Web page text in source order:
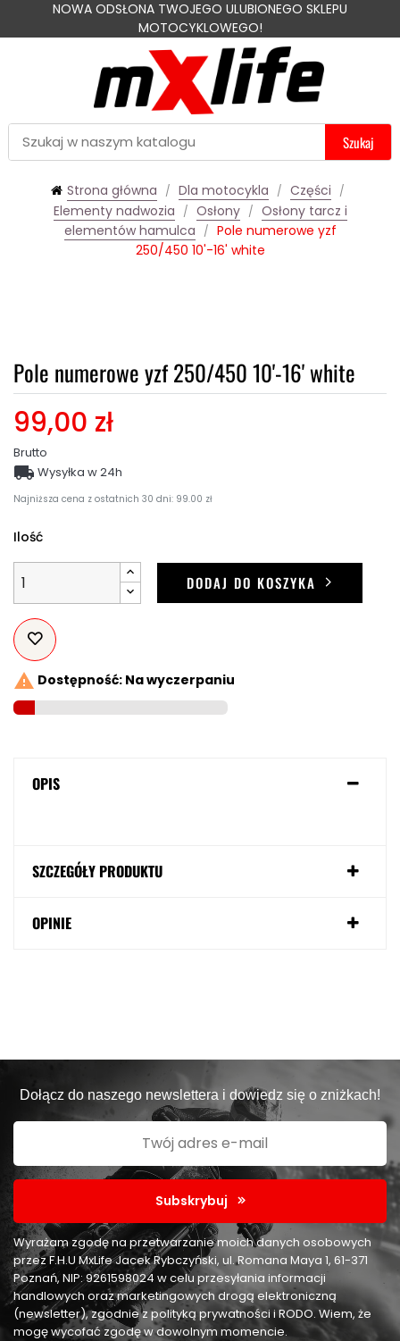
NOWA ODSŁONA TWOJEGO ULUBIONEGO SKLEPU
MOTOCYKLOWEGO!
Szukaj
Strona główna Dla motocykla
Części
Elementy nadwozia
Osłony
Osłony tarcz i
elementów hamulca
Pole numerowe yzf
250/450 10'-16' white
Pole numerowe yzf 250/450 10'-16' white
99,00 zł
Brutto
Najniższa cena z ostatnich 30 dni: 99.00 zł
 Wysyłka w 24h
Ilość
DODAJ DO KOSZYKA
 Dostępność: Na wyczerpaniu
OPIS
SZCZEGÓŁY PRODUKTU
OPINIE
Dołącz do naszego newslettera i dowiedz się o zniżkach!
Subskrybuj
Wyrażam zgodę na przetwarzanie moich danych osobowych
przez F.H.U MxLife Jacek Rybczyński, ul. Romana Maya 1, 61-371
Poznań, NIP: 9261598024 w celu przesyłania informacji
handlowych oraz marketingowych drogą elektroniczną
(newsletter), zgodnie z polityką prywatności i RODO. Wiem, że
mogę wycofać zgodę w dowolnym momencie.